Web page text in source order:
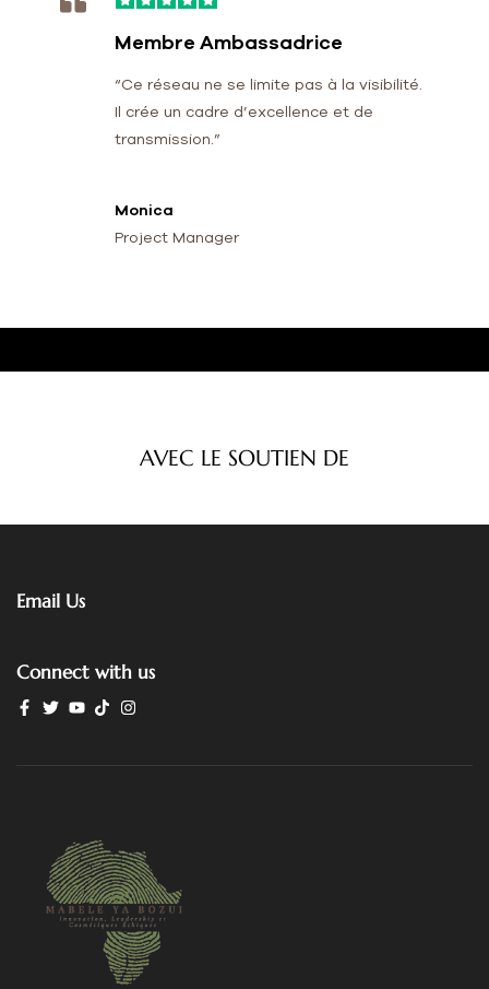
Membre Ambassadrice
“Ce réseau ne se limite pas à la visibilité.
Il crée un cadre d’excellence et de
transmission.”
Monica
Project Manager
AVEC LE SOUTIEN DE
Email Us
Connect with us